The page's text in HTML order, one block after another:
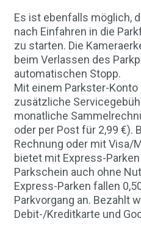
Es ist ebenfalls möglich,
nach Einfahren in die
zu starten. Die
beim Verlassen des
automatischen Stopp.
Mit einem Parkster-
zusätzliche
monatliche
oder per Post für 2,99 €).
Rechnung oder mit Visa/
bietet mit Express-
Parkschein auch ohne
Express-Parken fallen
Parkvorgang an. Bezahlt
Debit-/Kreditkarte und